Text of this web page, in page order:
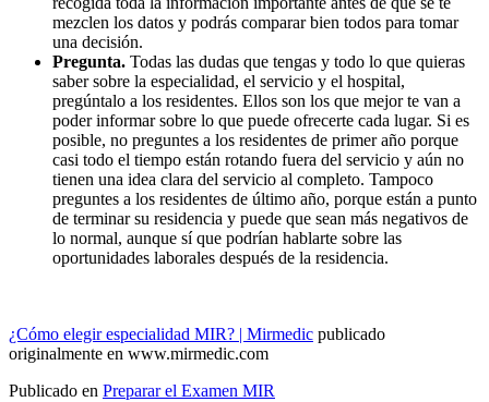
mezclen los datos y podrás comparar bien todos para tomar
una decisión.
Pregunta. Todas las dudas que tengas y todo lo que quieras
saber sobre la especialidad, el servicio y el hospital,
pregúntalo a los residentes. Ellos son los que mejor te van a
poder informar sobre lo que puede ofrecerte cada lugar. Si es
posible, no preguntes a los residentes de primer año porque
casi todo el tiempo están rotando fuera del servicio y aún no
tienen una idea clara del servicio al completo. Tampoco
preguntes a los residentes de último año, porque están a punto
de terminar su residencia y puede que sean más negativos de
lo normal, aunque sí que podrían hablarte sobre las
oportunidades laborales después de la residencia.
¿Cómo elegir especialidad MIR? | Mirmedic publicado
originalmente en www.mirmedic.com
Publicado en Preparar el Examen MIR